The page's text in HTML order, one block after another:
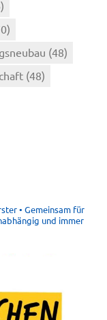
(48)
(48)
• Gemeinsam für
und immer